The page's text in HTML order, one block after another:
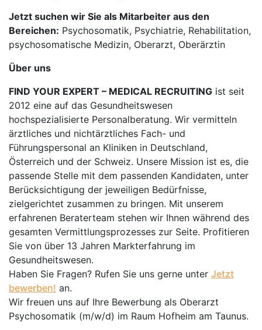
Jetzt suchen wir Sie als Mitarbeiter aus den
Bereichen: Psychosomatik, Psychiatrie, Rehabilitation,
psychosomatische Medizin, Oberarzt, Oberärztin
Über uns
FIND YOUR EXPERT – MEDICAL RECRUITING ist seit
2012 eine auf das Gesundheitswesen
hochspezialisierte Personalberatung. Wir vermitteln
ärztliches und nichtärztliches Fach- und
Führungspersonal an Kliniken in Deutschland,
Österreich und der Schweiz. Unsere Mission ist es, die
passende Stelle mit dem passenden Kandidaten, unter
Berücksichtigung der jeweiligen Bedürfnisse,
zielgerichtet zusammen zu bringen. Mit unserem
erfahrenen Beraterteam stehen wir Ihnen während des
gesamten Vermittlungsprozesses zur Seite. Profitieren
Sie von über 13 Jahren Markterfahrung im
Gesundheitswesen.
Haben Sie Fragen? Rufen Sie uns gerne unter Jetzt
bewerben! an.
Wir freuen uns auf Ihre Bewerbung als Oberarzt
Psychosomatik (m/w/d) im Raum Hofheim am Taunus.